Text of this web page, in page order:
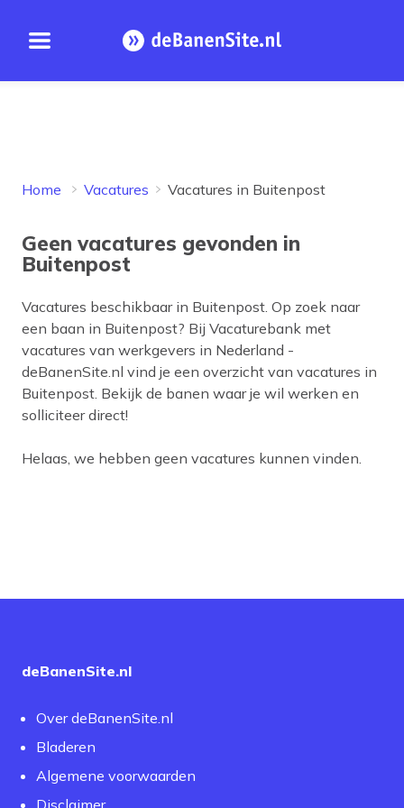
Open menu Homepage
Home Vacatures Vacatures in Buitenpost
Geen vacatures gevonden in
Buitenpost
Vacatures beschikbaar in Buitenpost. Op zoek naar
een baan in Buitenpost? Bij Vacaturebank met
vacatures van werkgevers in Nederland -
deBanenSite.nl vind je een overzicht van vacatures in
Buitenpost. Bekijk de banen waar je wil werken en
solliciteer direct!
Helaas, we hebben geen vacatures kunnen vinden.
deBanenSite.nl
Over deBanenSite.nl
Bladeren
Algemene voorwaarden
Disclaimer